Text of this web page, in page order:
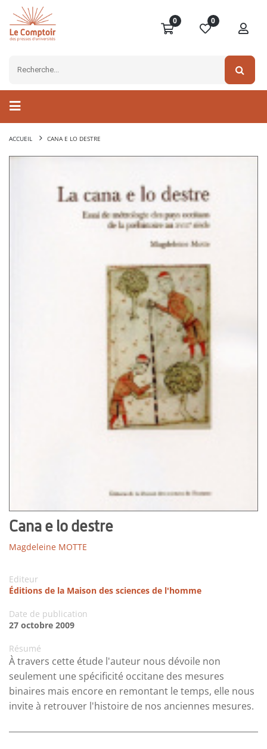
0 0
ACCUEIL CANA E LO DESTRE
Cana e lo destre
Magdeleine MOTTE
Editeur
Éditions de la Maison des sciences de l'homme
Date de publication
27 octobre 2009
Résumé
À travers cette étude l'auteur nous dévoile non
seulement une spécificité occitane des mesures
binaires mais encore en remontant le temps, elle nous
invite à retrouver l'histoire de nos anciennes mesures.